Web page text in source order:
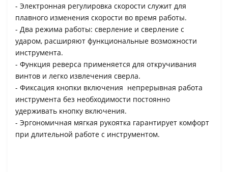
- Электронная регулировка скорости служит для
плавного изменения скорости во время работы.
- Два режима работы: сверление и сверление с
ударом, расширяют функциональные возможности
инструмента.
- Функция реверса применяется для откручивания
винтов и легко извлечения сверла.
- Фиксация кнопки включения непрерывная работа
инструмента без необходимости постоянно
удерживать кнопку включения.
- Эргономичная мягкая рукоятка гарантирует комфорт
при длительной работе с инструментом.